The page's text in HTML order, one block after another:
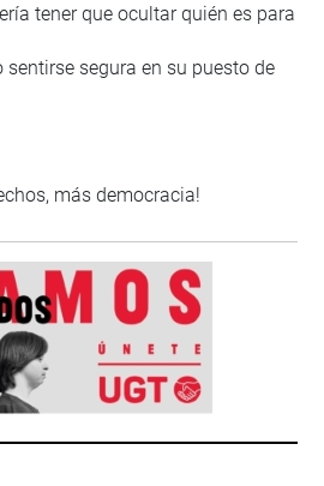
tener que ocultar quién es para
segura en su puesto de
más democracia!